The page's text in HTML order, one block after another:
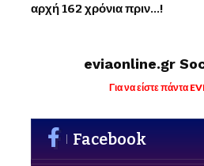
αρχή 162 χρόνια πριν…!
eviaonline.gr
Για να είστε πάντα
Facebook